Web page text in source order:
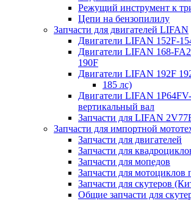
Режущий инструмент к
Цепи на бензопилилу
Запчасти для двигателей LIFAN
Двигатели LIFAN 152F-
Двигатели LIFAN 168-
190F
Двигатели LIFAN 192F
185 лс)
Двигатели LIFAN
вертикальный вал
Запчасти для LIFAN
Запчасти для импортной
Запчасти для двигателей
Запчасти для
Запчасти для мопедов
Запчасти для мотоциклов
Запчасти для скутеров
Общие запчасти для